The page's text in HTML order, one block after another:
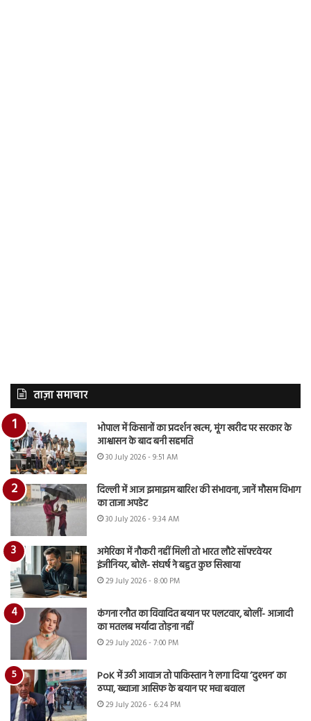
ताज़ा समाचार
भोपाल में किसानों का प्रदर्शन खत्म, मूंग खरीद पर सरकार के
आश्वासन के बाद बनी सहमति
30 July 2026 - 9:51 AM
दिल्ली में आज झमाझम बारिश की संभावना, जानें मौसम विभाग
का ताजा अपडेट
30 July 2026 - 9:34 AM
अमेरिका में नौकरी नहीं मिली तो भारत लौटे सॉफ्टवेयर
इंजीनियर, बोले- संघर्ष ने बहुत कुछ सिखाया
29 July 2026 - 8:00 PM
कंगना रनौत का विवादित बयान पर पलटवार, बोलीं- आजादी
का मतलब मर्यादा तोड़ना नहीं
29 July 2026 - 7:00 PM
PoK में उठी आवाज तो पाकिस्तान ने लगा दिया ‘दुश्मन’ का
ठप्पा, ख्वाजा आसिफ के बयान पर मचा बवाल
29 July 2026 - 6:24 PM